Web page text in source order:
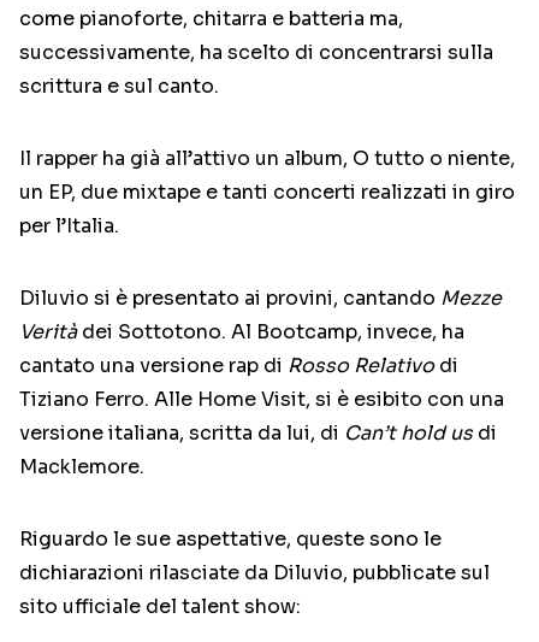
come pianoforte, chitarra e batteria ma,
successivamente, ha scelto di concentrarsi sulla
scrittura e sul canto.
Il rapper ha già all’attivo un album, O tutto o niente,
un EP, due mixtape e tanti concerti realizzati in giro
per l’Italia.
Diluvio si è presentato ai provini, cantando Mezze
Veritàdei Sottotono. Al Bootcamp, invece, ha
cantato una versione rap di Rosso Relativodi
Tiziano Ferro. Alle Home Visit, si è esibito con una
versione italiana, scritta da lui, di Can’t hold usdi
Macklemore.
Riguardo le sue aspettative, queste sono le
dichiarazioni rilasciate da Diluvio, pubblicate sul
sito ufficiale del talent show: